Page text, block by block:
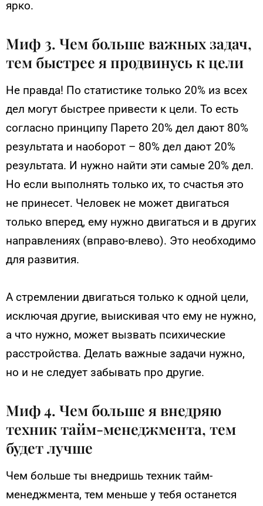
ярко.
Миф 3. Чем больше важных задач,
тем быстрее я продвинусь к цели
Не правда! По статистике только 20% из всех
дел могут быстрее привести к цели. То есть
согласно принципу Парето 20% дел дают 80%
результата и наоборот – 80% дел дают 20%
результата. И нужно найти эти самые 20% дел.
Но если выполнять только их, то счастья это
не принесет. Человек не может двигаться
только вперед, ему нужно двигаться и в других
направлениях (вправо-влево). Это необходимо
для развития.
А стремлении двигаться только к одной цели,
исключая другие, выискивая что ему не нужно,
а что нужно, может вызвать психические
расстройства. Делать важные задачи нужно,
но и не следует забывать про другие.
Миф 4. Чем больше я внедряю
техник тайм-менеджмента, тем
будет лучше
Чем больше ты внедришь техник тайм-
менеджмента, тем меньше у тебя останется